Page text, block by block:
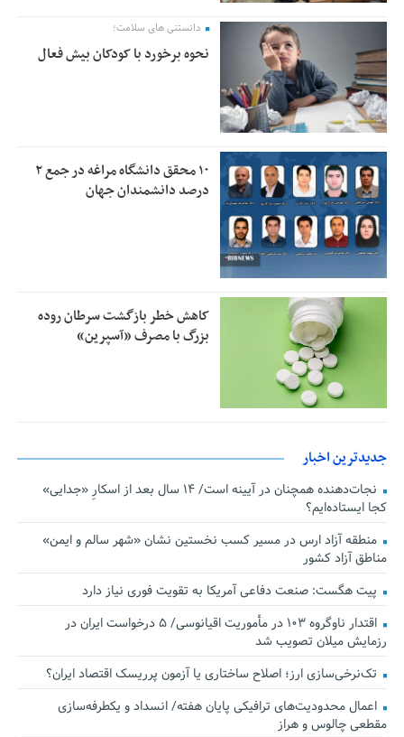
دانستنی های سلامت؛
نحوه برخورد با کودکان بیش فعال
۱۰ محقق دانشگاه مراغه در جمع ۲
درصد دانشمندان جهان
کاهش خطر بازگشت سرطان روده
بزرگ با مصرف «آسپرین»
جدیدترین اخبار
نجات‌دهنده‌ همچنان در آیینه است/ ۱۴ سال بعد از اسکارِ «جدایی»
کجا ایستاده‌ایم؟
منطقه آزاد ارس در مسیر کسب نخستین نشان «شهر سالم و ایمن»
مناطق آزاد کشور
پیت هگست: صنعت دفاعی آمریکا به تقویت فوری نیاز دارد
اقتدار ناوگروه ۱۰۳ در مأموریت‌ اقیانوسی/ ۵ درخواست ایران در
رزمایش میلان تصویب شد
تک‌نرخی‌سازی ارز؛ اصلاح ساختاری یا آزمون پرریسک اقتصاد ایران؟
اعمال محدودیت‌های ترافیکی پایان هفته/ انسداد و یکطرفه‌سازی
مقطعی چالوس و هراز